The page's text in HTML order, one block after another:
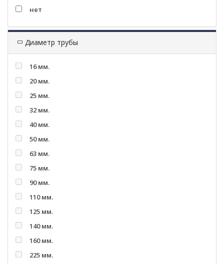
нет
Диаметр трубы
16 мм.
20 мм.
25 мм.
32 мм.
40 мм.
50 мм.
63 мм.
75 мм.
90 мм.
110 мм.
125 мм.
140 мм.
160 мм.
225 мм.